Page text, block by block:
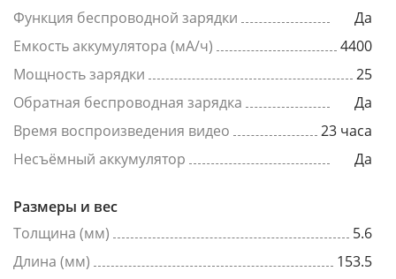
Функция беспроводной зарядки
Да
Емкость аккумулятора (мА/ч)
4400
Мощность зарядки
25
Обратная беспроводная зарядка
Да
Время воспроизведения видео
23 часа
Несъёмный аккумулятор
Да
Размеры и вес
Толщина (мм)
5.6
Длина (мм)
153.5